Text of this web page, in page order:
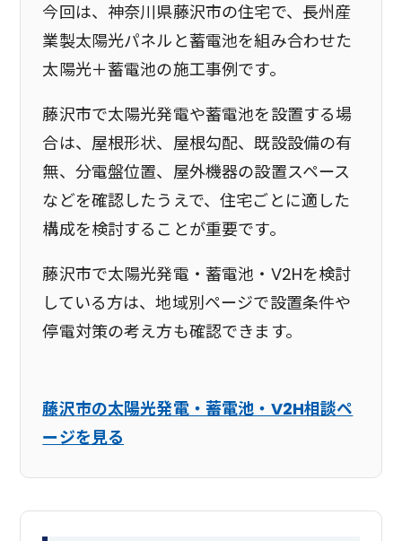
今回は、神奈川県藤沢市の住宅で、長州産
業製太陽光パネルと蓄電池を組み合わせた
太陽光＋蓄電池の施工事例です。
藤沢市で太陽光発電や蓄電池を設置する場
合は、屋根形状、屋根勾配、既設設備の有
無、分電盤位置、屋外機器の設置スペース
などを確認したうえで、住宅ごとに適した
構成を検討することが重要です。
藤沢市で太陽光発電・蓄電池・V2Hを検討
している方は、地域別ページで設置条件や
停電対策の考え方も確認できます。
藤沢市の太陽光発電・蓄電池・V2H相談ペ
ージを見る